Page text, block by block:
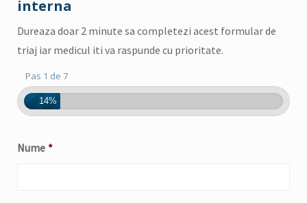
interna
Dureaza doar 2 minute sa completezi acest formular de
triaj iar medicul iti va raspunde cu prioritate.
Pas 1 de 7
14%
Nume *